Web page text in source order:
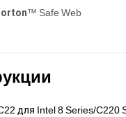
™ Safe Web
для Intel 8 Series/C220